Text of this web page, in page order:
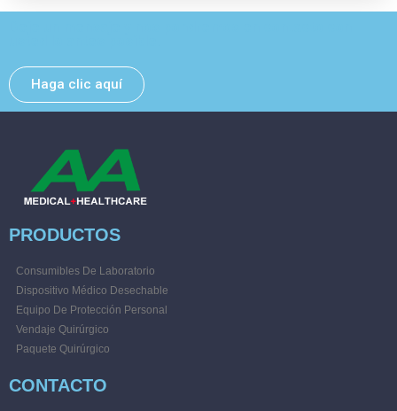
Haga clic aquí
PRODUCTOS
Consumibles De Laboratorio
Dispositivo Médico Desechable
Equipo De Protección Personal
Vendaje Quirúrgico
Paquete Quirúrgico
CONTACTO